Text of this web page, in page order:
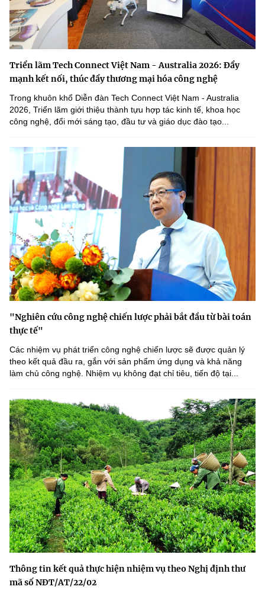
Triển lãm Tech Connect Việt Nam - Australia 2026: Đẩy
mạnh kết nối, thúc đẩy thương mại hóa công nghệ
Trong khuôn khổ Diễn đàn Tech Connect Việt Nam - Australia
2026, Triển lãm giới thiệu thành tựu hợp tác kinh tế, khoa học
công nghệ, đổi mới sáng tạo, đầu tư và giáo dục đào tạo...
"Nghiên cứu công nghệ chiến lược phải bắt đầu từ bài toán
thực tế"
Các nhiệm vụ phát triển công nghệ chiến lược sẽ được quản lý
theo kết quả đầu ra, gắn với sản phẩm ứng dụng và khả năng
làm chủ công nghệ. Nhiệm vụ không đạt chỉ tiêu, tiến độ tại...
Thông tin kết quả thực hiện nhiệm vụ theo Nghị định thư
mã số NĐT/AT/22/02